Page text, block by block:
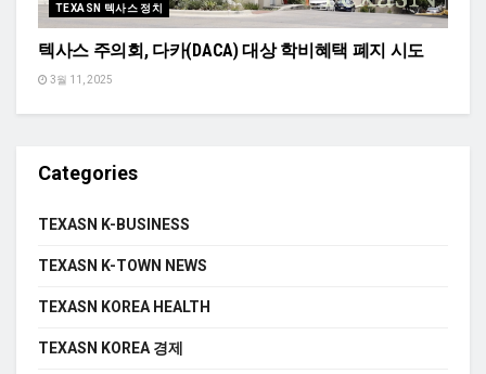
TEXASN 텍사스 정치
텍사스 주의회, 다카(DACA) 대상 학비혜택 폐지 시도
3월 11, 2025
Categories
TEXASN K-BUSINESS
TEXASN K-TOWN NEWS
TEXASN KOREA HEALTH
TEXASN KOREA 경제